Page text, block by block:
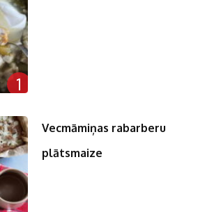
1
Vecmāmiņas rabarberu
plātsmaize